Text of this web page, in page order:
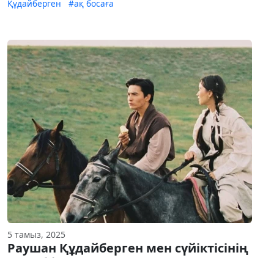
Құдайберген
#ақ босаға
5 тамыз, 2025
Раушан Құдайберген мен сүйіктісінің